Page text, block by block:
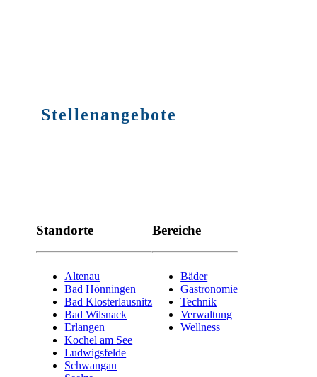
Stellenangebote
Standorte
Altenau
Bad Hönningen
Bad Klosterlausnitz
Bad Wilsnack
Erlangen
Kochel am See
Ludwigsfelde
Schwangau
Bereiche
Bäder
Gastronomie
Technik
Verwaltung
Wellness